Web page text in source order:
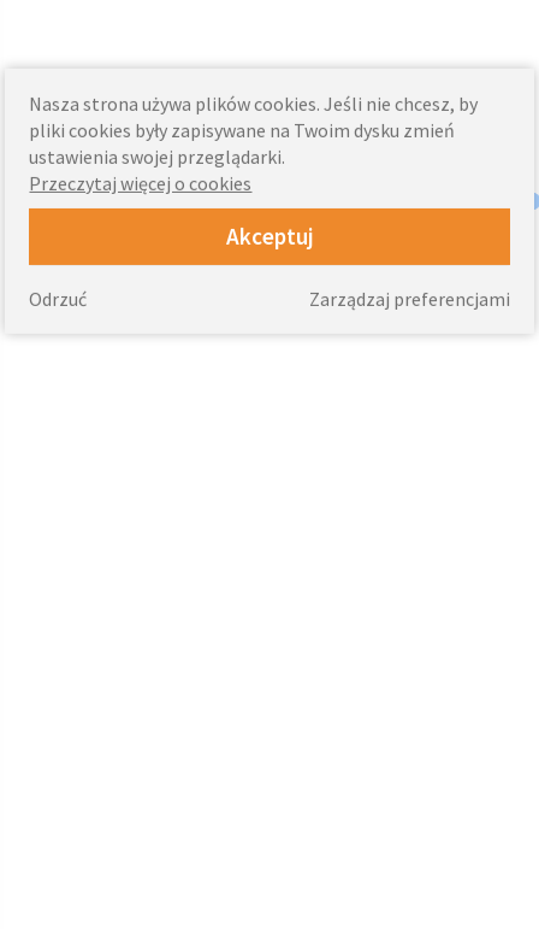
Nasza strona używa plików cookies. Jeśli nie chcesz, by
pliki cookies były zapisywane na Twoim dysku zmień
ustawienia swojej przeglądarki.
Przeczytaj więcej o cookies
Akceptuj
Zarządzaj preferencjami
Odrzuć